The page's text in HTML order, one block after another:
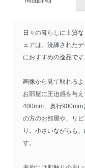
日々の暮らしに上質
ェアは、洗練された
におすすめの逸品です
画像から見て取れる
お部屋に圧迫感を与
400mm、奥行900mm
の方のお部屋や、リ
り。小さいながらも
す。